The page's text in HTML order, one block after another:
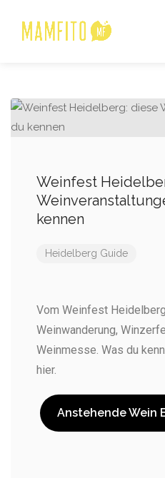
Weinfest
kennen
Heidelberg Guide
Vom Weinfest
Weinwanderung,
Weinmesse. Was du
hier.
Anstehende Wein